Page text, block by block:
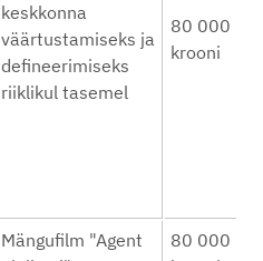
keskkonna
väärtustamiseks ja
defineerimiseks
riiklikul tasemel
80 000
krooni
Mängufilm "Agent
80 000